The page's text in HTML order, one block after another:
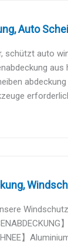
Auto
schützt auto
】